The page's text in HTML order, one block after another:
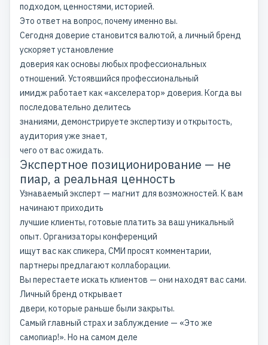
подходом, ценностями, историей.
Это ответ на вопрос, почему именно вы.
Сегодня доверие становится валютой, а личный бренд
ускоряет установление
доверия как основы любых профессиональных
отношений. Устоявшийся профессиональный
имидж работает как «акселератор» доверия. Когда вы
последовательно делитесь
знаниями, демонстрируете экспертизу и открытость,
аудитория уже знает,
чего от вас ожидать.
Экспертное позиционирование — не
пиар, а реальная ценность
Узнаваемый эксперт — магнит для возможностей. К вам
начинают приходить
лучшие клиенты, готовые платить за ваш уникальный
опыт. Организаторы конференций
ищут вас как спикера, СМИ просят комментарии,
партнеры предлагают коллаборации.
Вы перестаете искать клиентов — они находят вас сами.
Личный бренд открывает
двери, которые раньше были закрыты.
Самый главный страх и заблуждение — «Это же
самопиар!». Но на самом деле